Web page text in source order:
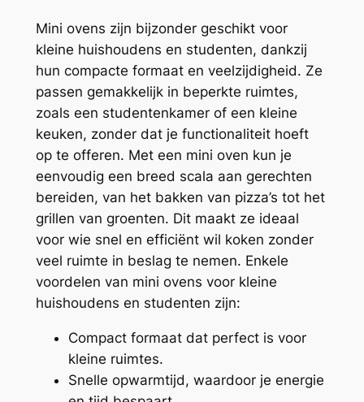
Mini ovens zijn bijzonder geschikt voor
kleine huishoudens en studenten, dankzij
hun compacte formaat en veelzijdigheid. Ze
passen gemakkelijk in beperkte ruimtes,
zoals een studentenkamer of een kleine
keuken, zonder dat je functionaliteit hoeft
op te offeren. Met een mini oven kun je
eenvoudig een breed scala aan gerechten
bereiden, van het bakken van pizza’s tot het
grillen van groenten. Dit maakt ze ideaal
voor wie snel en efficiënt wil koken zonder
veel ruimte in beslag te nemen. Enkele
voordelen van mini ovens voor kleine
huishoudens en studenten zijn:
Compact formaat dat perfect is voor
kleine ruimtes.
Snelle opwarmtijd, waardoor je energie